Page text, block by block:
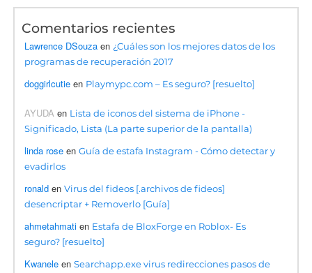
Comentarios recientes
Lawrence DSouza en ¿Cuáles son los mejores datos de los
programas de recuperación 2017
doggirlcutie en Playmypc.com – Es seguro? [resuelto]
AYUDA en Lista de iconos del sistema de iPhone -
Significado, Lista (La parte superior de la pantalla)
linda rose enGuía de estafa Instagram - Cómo detectar y
evadirlos
ronald enVirus del fideos [.archivos de fideos]
desencriptar + Removerlo [Guía]
ahmetahmati en Estafa de BloxForge en Roblox- Es
seguro? [resuelto]
Kwanele enSearchapp.exe virus redirecciones pasos de